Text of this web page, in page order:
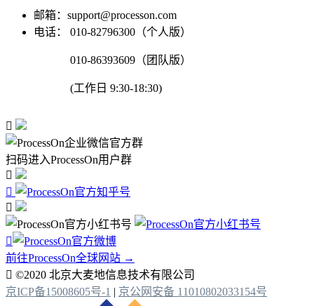
邮箱：support@processon.com
电话：
010-82796300（个人版）
010-86393609（团队版）
(工作日 9:30-18:30)

扫码进入ProcessOn用户群




前往ProcessOn全球网站 →
 ©2020 北京大麦地信息技术有限公司
京ICP备15008605号-1 | 京公网安备 11010802033154号